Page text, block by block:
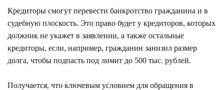
Кредиторы смогут перевести банкротство гражданина и в
судебную плоскость. Это право будет у кредиторов, которых
должник не укажет в заявлении, а также остальные
кредиторы, если, например, гражданин занизил размер
долга, чтобы подпасть под лимит до 500 тыс. рублей.
Получается, что ключевым условием для обращения в